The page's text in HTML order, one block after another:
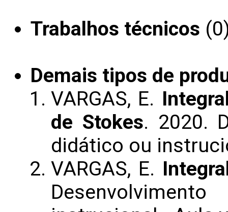
Trabalhos técnicos
Demais tipos de
VARGAS, E.
de Stokes. 2020.
didático ou
VARGAS, E.